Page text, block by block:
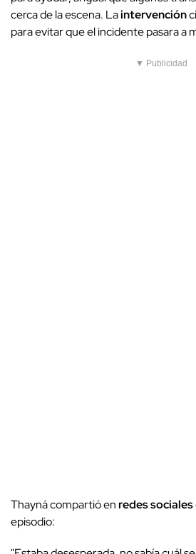
cerca de la escena. Laintervención
para evitar que el incidente pasara a
▼ Publicidad
Thayná compartió enredes sociales
episodio: